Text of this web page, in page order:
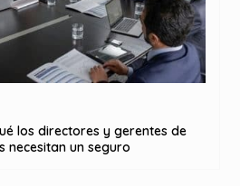
los directores y gerentes de
necesitan un seguro